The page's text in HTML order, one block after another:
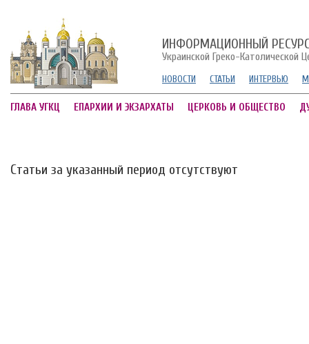
ИНФОРМАЦИОННЫЙ
Украинской Греко-Католической
НОВОСТИ СТАТЬИ ИНТЕРВЬЮ
ГЛАВА УГКЦ ЕПАРХИИ И ЭКЗАРХАТЫ ЦЕРКОВЬ И ОБЩЕСТВО
Статьи за указанный период отсутствуют